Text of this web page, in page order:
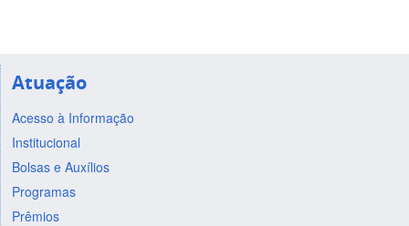
Atuação
Acesso à Informação
Institucional
Bolsas e Auxílios
Programas
Prêmios